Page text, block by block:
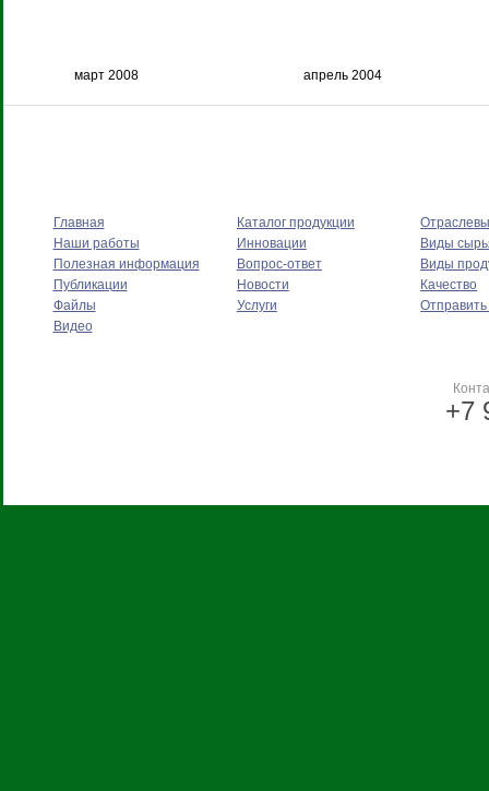
март 2008 апрель 2004
Главная
Наши работы
Полезная информация
Публикации
Файлы
Видео
Каталог продукции
Инновации
Вопрос-ответ
Новости
Услуги
Виды
Виды
Качество
+7